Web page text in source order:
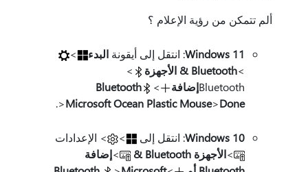
ألم تتمكن من رؤية الإعلام ؟
Windows 11: انتقل إلى أيقونة البدء
>
>Bluetooth & الأجهزة
>
Bluetoothإضافة >
Bluetooth
>Microsoft Ocean Plastic Mouse>Done
.
Windows 10: انتقل إلى >
> الإعدادات
>الأجهزة Bluetooth & >إضافة